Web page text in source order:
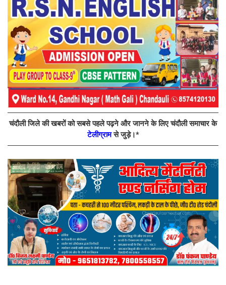
चंदौली जिले की खबरों को सबसे पहले पढ़ने और जानने के लिए चंदौली समाचार के
टेलीग्रामसे जुड़े।*